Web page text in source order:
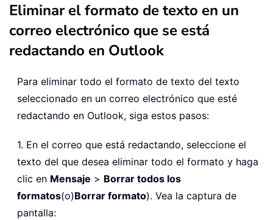
Eliminar el formato de texto en un
correo electrónico que se está
redactando en Outlook
Para eliminar todo el formato de texto del texto
seleccionado en un correo electrónico que esté
redactando en Outlook, siga estos pasos:
1. En el correo que está redactando, seleccione el
texto del que desea eliminar todo el formato y haga
clic en Mensaje > Borrar todos los
formatos(o)Borrar formato). Vea la captura de
pantalla: